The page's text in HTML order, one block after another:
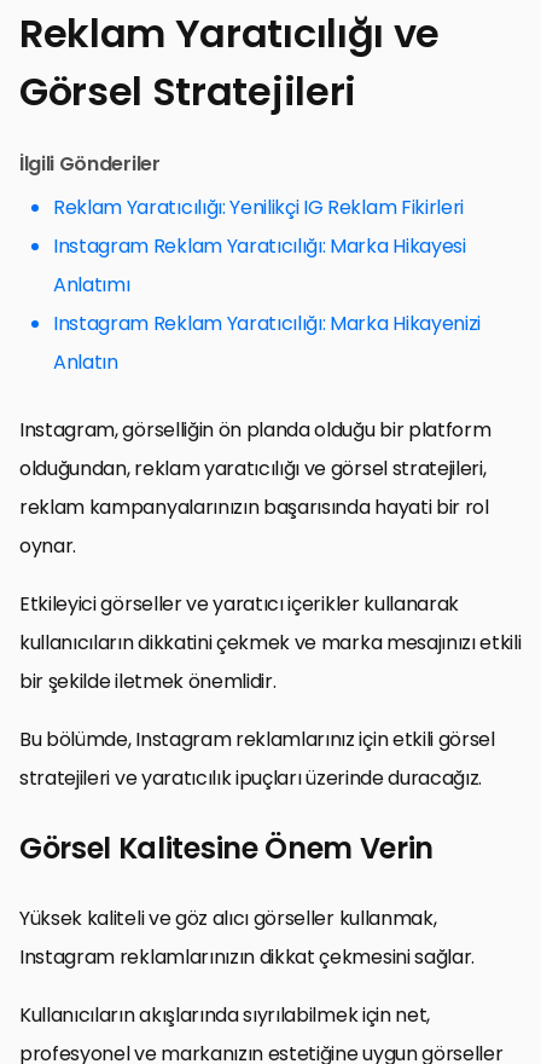
Reklam Yaratıcılığı ve
Görsel Stratejileri
İlgili Gönderiler
Reklam Yaratıcılığı: Yenilikçi IG Reklam Fikirleri
Instagram Reklam Yaratıcılığı: Marka Hikayesi
Anlatımı
Instagram Reklam Yaratıcılığı: Marka Hikayenizi
Anlatın
Instagram, görselliğin ön planda olduğu bir platform
olduğundan, reklam yaratıcılığı ve görsel stratejileri,
reklam kampanyalarınızın başarısında hayati bir rol
oynar.
Etkileyici görseller ve yaratıcı içerikler kullanarak
kullanıcıların dikkatini çekmek ve marka mesajınızı etkili
bir şekilde iletmek önemlidir.
Bu bölümde, Instagram reklamlarınız için etkili görsel
stratejileri ve yaratıcılık ipuçları üzerinde duracağız.
Görsel Kalitesine Önem Verin
Yüksek kaliteli ve göz alıcı görseller kullanmak,
Instagram reklamlarınızın dikkat çekmesini sağlar.
Kullanıcıların akışlarında sıyrılabilmek için net,
profesyonel ve markanızın estetiğine uygun görseller